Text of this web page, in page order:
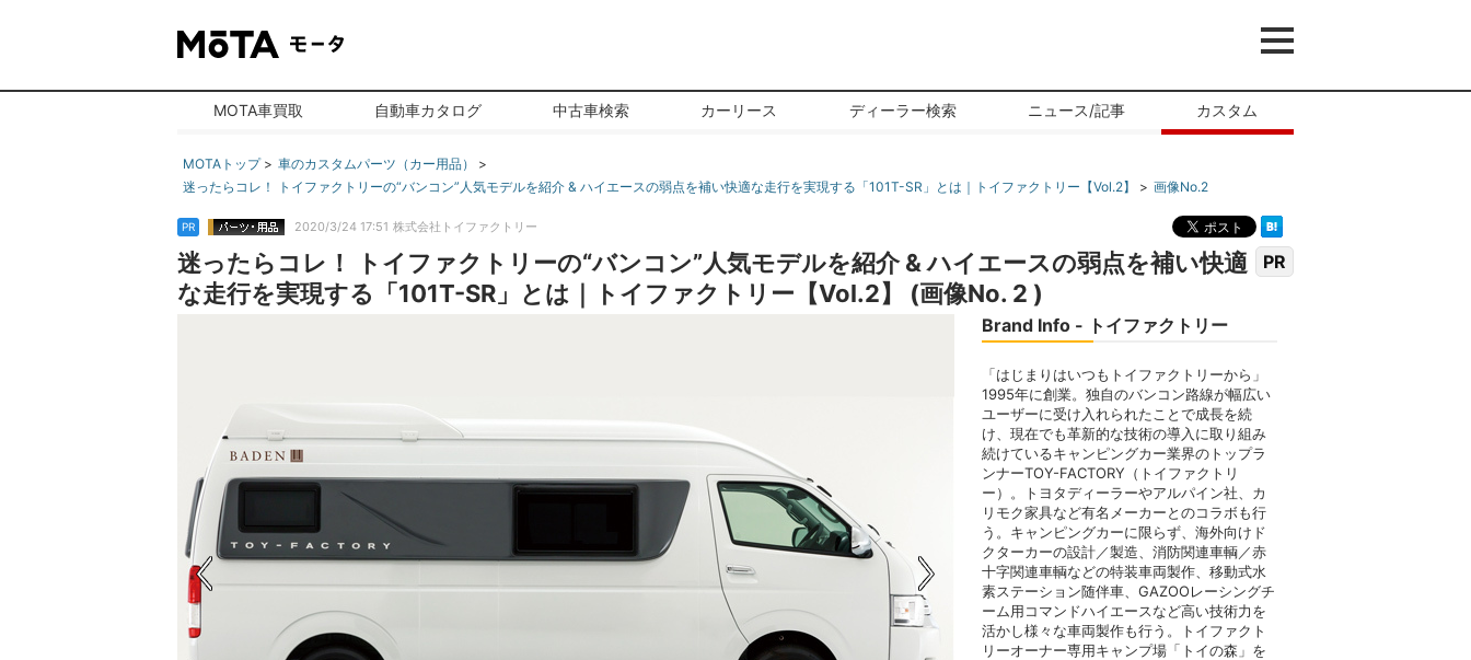
MOTA車買取 自動車カタログ 中古車検索 カーリース ディーラー検索 ニュース/記事 カスタム
MOTAトップ
車のカスタムパーツ（カー用品）
迷ったらコレ！ トイファクトリーの“バンコン”人気モデルを紹介 & ハイエースの弱点を補い快適な走行を実現する「101T-SR」とは｜トイファクトリー【Vol.2】
画像No.2
PR 2020/3/24 17:51 株式会社トイファクトリー
PR
迷ったらコレ！ トイファクトリーの“バンコン”人気モデルを紹介 & ハイエースの弱点を補い快適
な走行を実現する「101T-SR」とは｜トイファクトリー【Vol.2】 (画像No. 2 )
Brand Info - トイファクトリー
「はじまりはいつもトイファクトリーから」
1995年に創業。独自のバンコン路線が幅広い
ユーザーに受け入れられたことで成長を続
け、現在でも革新的な技術の導入に取り組み
続けているキャンピングカー業界のトップラ
ンナーTOY-FACTORY（トイファクトリ
ー）。トヨタディーラーやアルパイン社、カ
リモク家具など有名メーカーとのコラボも行
う。キャンピングカーに限らず、海外向けド
クターカーの設計／製造、消防関連車輌／赤
十字関連車輌などの特装車両製作、移動式水
素ステーション随伴車、GAZOOレーシングチ
ーム用コマンドハイエースなど高い技術力を
活かし様々な車両製作も行う。トイファクト
リーオーナー専用キャンプ場「トイの森」を